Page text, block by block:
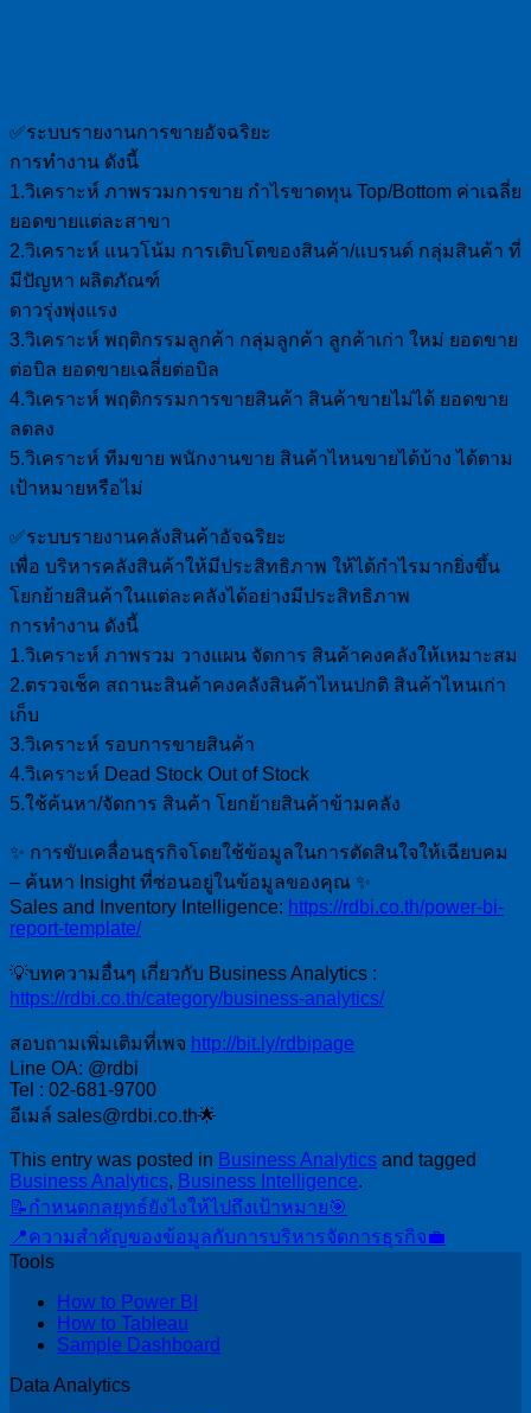
✅ระบบรายงานการขายอัจฉริยะ
การทำงาน ดังนี้
1.วิเคราะห์ ภาพรวมการขาย กำไรขาดทุน Top/Bottom ค่าเฉลี่ย
ยอดขายแต่ละสาขา
2.วิเคราะห์ แนวโน้ม การเติบโตของสินค้า/แบรนด์ กลุ่มสินค้า ที่
มีปัญหา ผลิตภัณฑ์
ดาวรุ่งพุ่งแรง
3.วิเคราะห์ พฤติกรรมลูกค้า กลุ่มลูกค้า ลูกค้าเก่า ใหม่ ยอดขาย
ต่อบิล ยอดขายเฉลี่ยต่อบิล
4.วิเคราะห์ พฤติกรรมการขายสินค้า สินค้าขายไม่ได้ ยอดขาย
ลดลง
5.วิเคราะห์ ทีมขาย พนักงานขาย สินค้าไหนขายได้บ้าง ได้ตาม
เป้าหมายหรือไม่
✅ระบบรายงานคลังสินค้าอัจฉริยะ
เพื่อ บริหารคลังสินค้าให้มีประสิทธิภาพ ให้ได้กำไรมากยิ่งขึ้น
โยกย้ายสินค้าในแต่ละคลังได้อย่างมีประสิทธิภาพ
การทำงาน ดังนี้
1.วิเคราะห์ ภาพรวม วางแผน จัดการ สินค้าคงคลังให้เหมาะสม
2.ตรวจเช็ค สถานะสินค้าคงคลังสินค้าไหนปกติ สินค้าไหนเก่า
เก็บ
3.วิเคราะห์ รอบการขายสินค้า
4.วิเคราะห์ Dead Stock Out of Stock
5.ใช้ค้นหา/จัดการ สินค้า โยกย้ายสินค้าข้ามคลัง
✨ การขับเคลื่อนธุรกิจโดยใช้ข้อมูลในการตัดสินใจให้เฉียบคม
– ค้นหา Insight ที่ซ่อนอยู่ในข้อมูลของคุณ ✨
Sales and Inventory Intelligence: https://rdbi.co.th/power-bi-
report-template/
💡บทความอื่นๆ เกี่ยวกับ Business Analytics :
https://rdbi.co.th/category/business-analytics/
สอบถามเพิ่มเติมที่เพจ http://bit.ly/rdbipage
Line OA: @rdbi
Tel : 02-681-9700
อีเมล์ sales@rdbi.co.th🌟
This entry was posted in Business Analytics and tagged
Business Analytics, Business Intelligence.
📝กำหนดกลยุทธ์ยังไงให้ไปถึงเป้าหมาย🎯
📍ความสำคัญของข้อมูลกับการบริหารจัดการธุรกิจ💼
Tools
How to Power BI
How to Tableau
Sample Dashboard
Data Analytics